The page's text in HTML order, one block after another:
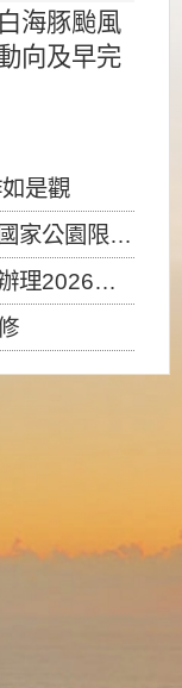
海豚颱風
向及早完
是觀
、時間及行為」，自即日生效。
協調相關事宜，因颱風備案事宜